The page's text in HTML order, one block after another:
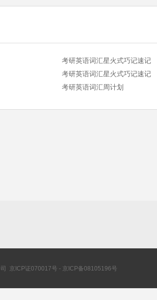
考研英语词汇星火式巧记速记
考研英语词汇星火式巧记速记
考研英语词汇周计划
京ICP证070017号 - 京ICP备08105196号